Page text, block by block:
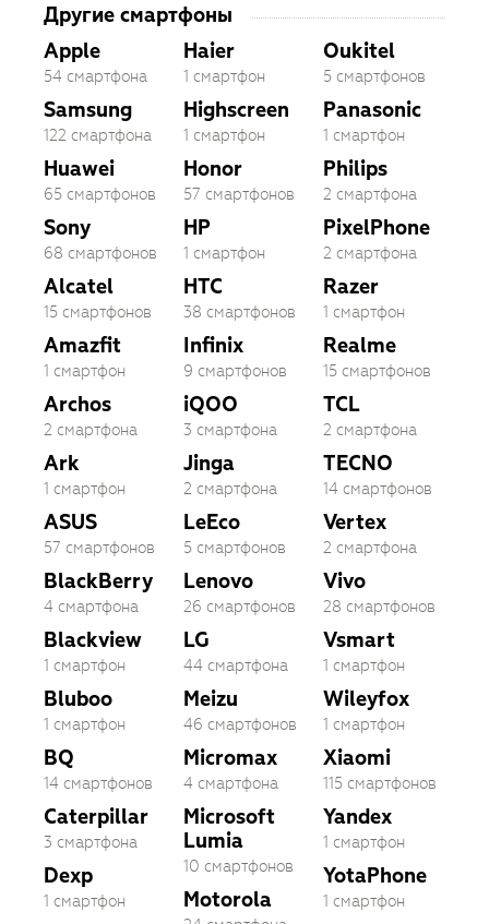
Другие смартфоны
Apple
54 смартфона
Samsung
122 смартфона
Huawei
65 смартфонов
Sony
68 смартфонов
Alcatel
15 смартфонов
Amazfit
1 смартфон
Archos
2 смартфона
Ark
1 смартфон
ASUS
57 смартфонов
BlackBerry
4 смартфона
Blackview
1 смартфон
Bluboo
1 смартфон
BQ
14 смартфонов
Caterpillar
3 смартфона
Dexp
1 смартфон
Haier
1 смартфон
Highscreen
1 смартфон
Honor
57 смартфонов
HP
1 смартфон
HTC
38 смартфонов
Infinix
9 смартфонов
iQOO
3 смартфона
Jinga
2 смартфона
LeEco
5 смартфонов
Lenovo
26 смартфонов
LG
44 смартфона
Meizu
46 смартфонов
Micromax
4 смартфона
Microsoft
Lumia
10 смартфонов
Motorola
Oukitel
5 смартфонов
Panasonic
1 смартфон
Philips
2 смартфона
PixelPhone
2 смартфона
Razer
1 смартфон
Realme
15 смартфонов
TCL
2 смартфона
TECNO
14 смартфонов
Vertex
2 смартфона
Vivo
28 смартфонов
Vsmart
1 смартфон
Wileyfox
1 смартфон
Xiaomi
115 смартфонов
Yandex
1 смартфон
YotaPhone
1 смартфон